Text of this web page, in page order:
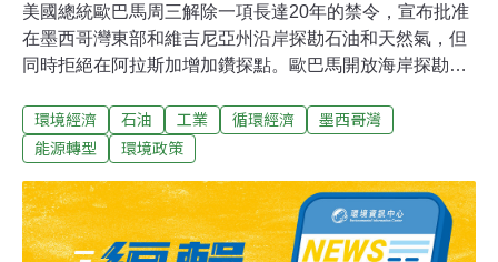
美國總統歐巴馬周三解除一項長達20年的禁令，宣布批准
在墨西哥灣東部和維吉尼亞州沿岸探勘石油和天然氣，但
同時拒絕在阿拉斯加增加鑽探點。歐巴馬開放海岸探勘油
的氣候變遷法案，就牽涉到減少依賴外國石油進口和創造
就業等大眾所關心的問題。美國禁止在墨西哥灣以外的大
此歐巴馬批准海岸探勘將招來環保團體的抗議。面對這些
壓力，歐巴馬政府強調會衡量開放沿岸探勘的利弊，並且
補強布希執政時建議在東岸和加州外海探勘的做法。內政
環境經濟 石油 工業 循環經濟
墨西哥灣
能源轉型
環境政策